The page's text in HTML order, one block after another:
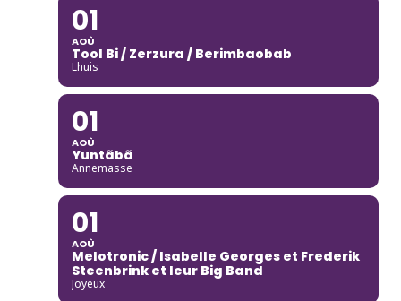
01
AOÛ
Tool Bi / Zerzura / Berimbaobab
Lhuis
01
AOÛ
Yuntãbã
Annemasse
01
AOÛ
Melotronic / Isabelle Georges et Frederik
Steenbrink et leur Big Band
Joyeux